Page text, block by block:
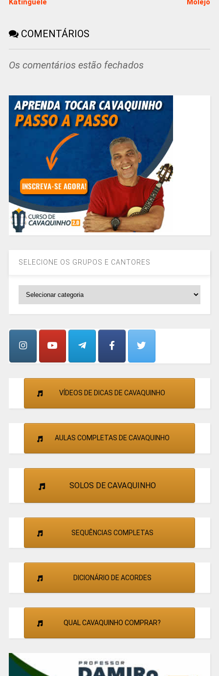
Katinguelê Molejo
COMENTÁRIOS
Os comentários estão fechados
SELECIONE OS GRUPOS E CANTORES
CANTORES
VÍDEOS DE DICAS DE CAVAQUINHO
AULAS COMPLETAS DE CAVAQUINHO
SOLOS DE CAVAQUINHO
SEQUÊNCIAS COMPLETAS
DICIONÁRIO DE ACORDES
QUAL CAVAQUINHO COMPRAR?